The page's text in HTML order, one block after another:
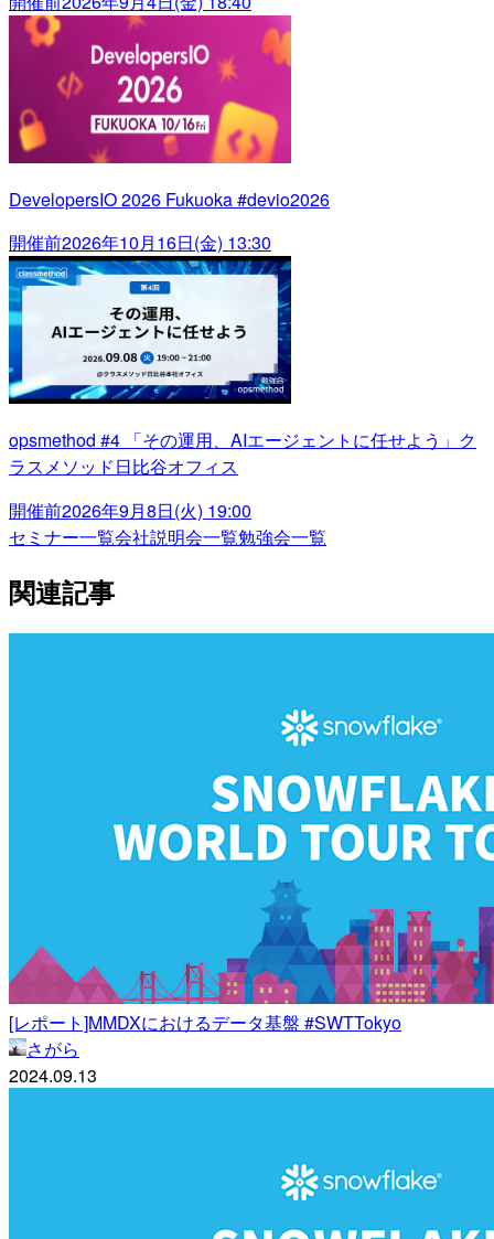
DevelopersIO 2026 Fukuoka #devio2026
開催前2026年10月16日(金) 13:30
opsmethod #4 「その運用、AIエージェントに任せよう」ク
ラスメソッド日比谷オフィス
開催前2026年9月8日(火) 19:00
セミナー一覧会社説明会一覧勉強会一覧
関連記事
[レポート]MMDXにおけるデータ基盤 #SWTTokyo
さがら
2024.09.13